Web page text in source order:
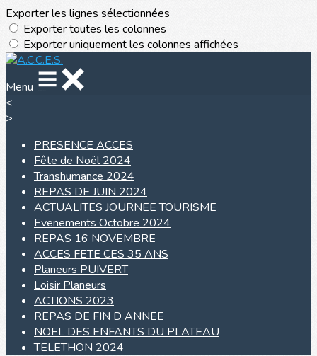
Exporter les lignes sélectionnées
Exporter toutes les colonnes
Exporter uniquement les colonnes affichées
Menu
<
>
PRESENCE ACCES
Fête de Noël 2024
Transhumance 2024
REPAS DE JUIN 2024
ACTUALITES JOURNEE TOURISME
Evenements Octobre 2024
REPAS 16 NOVEMBRE
ACCES FETE CES 35 ANS
Planeurs PUIVERT
Loisir Planeurs
ACTIONS 2023
REPAS DE FIN D ANNEE
NOEL DES ENFANTS DU PLATEAU
TELETHON 2024